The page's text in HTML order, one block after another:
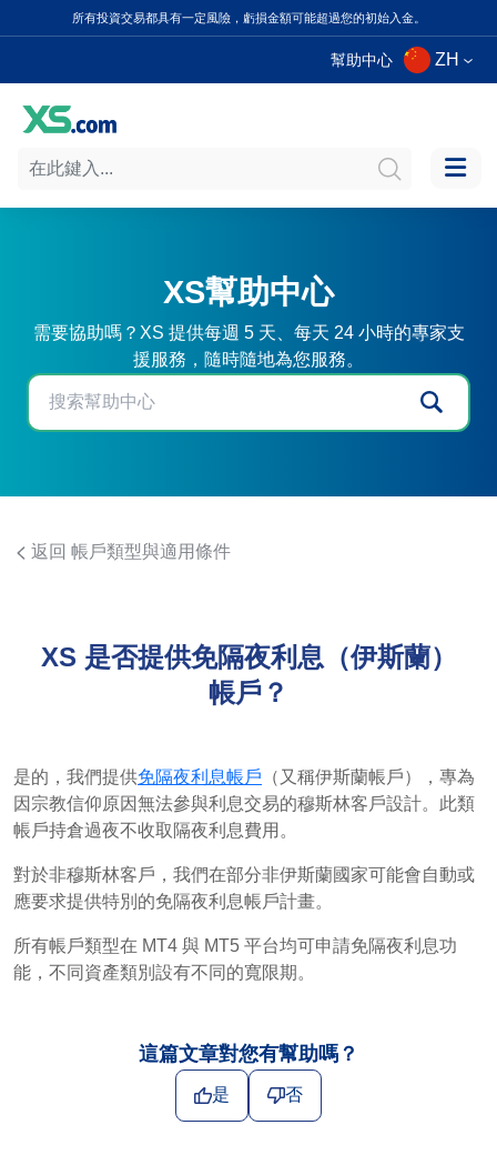
所有投資交易都具有一定風險，虧損金額可能超過您的初始入金。
幫助中心 ZH
XS幫助中心
需要協助嗎？XS 提供每週 5 天、每天 24 小時的專家支
援服務，隨時隨地為您服務。
返回 帳戶類型與適用條件
XS 是否提供免隔夜利息（伊斯蘭）
帳戶？
是的，我們提供免隔夜利息帳戶 （又稱伊斯蘭帳戶），專為
因宗教信仰原因無法參與利息交易的穆斯林客戶設計。此類
帳戶持倉過夜不收取隔夜利息費用。
對於非穆斯林客戶，我們在部分非伊斯蘭國家可能會自動或
應要求提供特別的免隔夜利息帳戶計畫。
所有帳戶類型在 MT4 與 MT5 平台均可申請免隔夜利息功
能，不同資產類別設有不同的寬限期。
這篇文章對您有幫助嗎？
是 否